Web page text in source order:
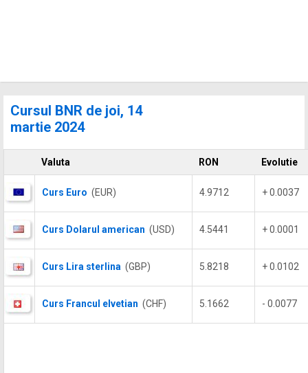
Cursul BNR de joi, 14
martie 2024
Valuta RON Evolutie
Curs Euro (EUR) 4.9712 + 0.0037
Curs Dolarul american (USD) 4.5441 + 0.0001
Curs Lira sterlina (GBP) 5.8218 + 0.0102
Curs Francul elvetian (CHF) 5.1662 - 0.0077